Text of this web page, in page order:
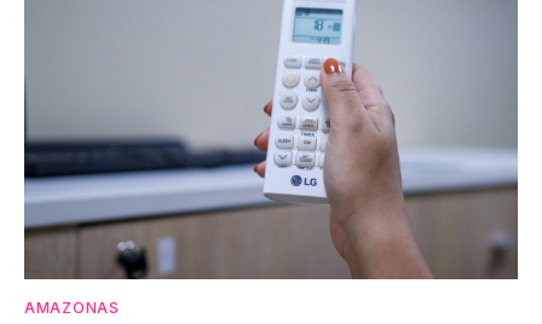
AMAZONAS